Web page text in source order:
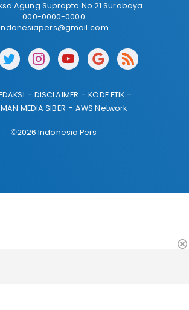
Agung Suprapto No 21 Surabaya
000-0000-0000
DISCLAIMER
KODE ETIK
MEDIA SIBER
AWS Network
©2026 Indonesia Pers